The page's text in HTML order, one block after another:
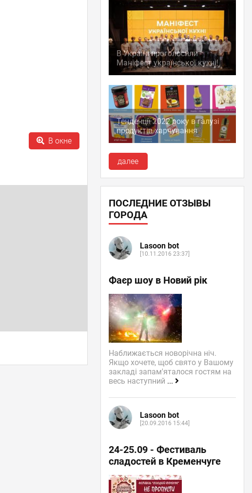
В окне
В Україні проголосили
Маніфест української кухні!
Тенденції 2022 року в галузі
продуктів харчування
далее
ПОСЛЕДНИЕ ОТЗЫВЫ
ГОРОДА
Lasoon bot
[10.11.2016 23:37]
Фаєр шоу в Новий рік
Наближається новорічна ніч.
Якщо хочете, щоб свято у Вашому
закладі запам'яталося гостям на
весь наступний ...
Lasoon bot
[20.09.2016 15:44]
24-25.09 - Фестиваль
сладостей в Кременчуге